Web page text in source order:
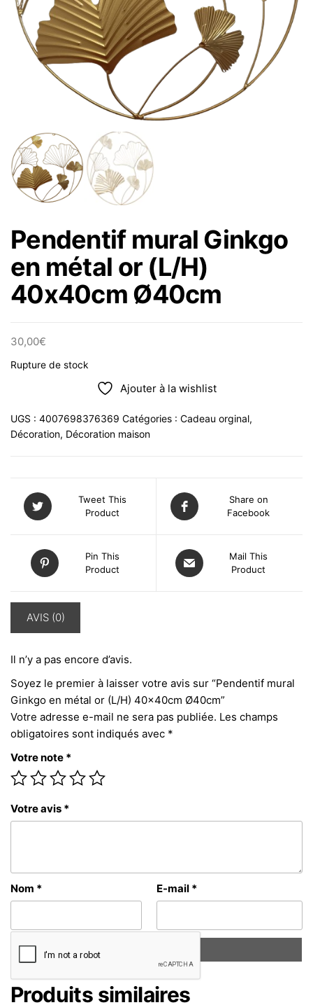
Pendentif mural Ginkgo
en métal or (L/H)
40x40cm Ø40cm
30,00€
Rupture de stock
Ajouter à la wishlist
UGS : 4007698376369 Catégories : Cadeau orginal,
Décoration, Décoration maison
Tweet This
Product
Share on
Facebook
Pin This
Product
Mail This
Product
AVIS (0)
Il n’y a pas encore d’avis.
Soyez le premier à laisser votre avis sur “Pendentif mural
Ginkgo en métal or (L/H) 40x40cm Ø40cm”
Votre adresse e-mail ne sera pas publiée. Les champs
obligatoires sont indiqués avec *
Votre note *
Votre avis *
Nom * E-mail *
Produits similaires